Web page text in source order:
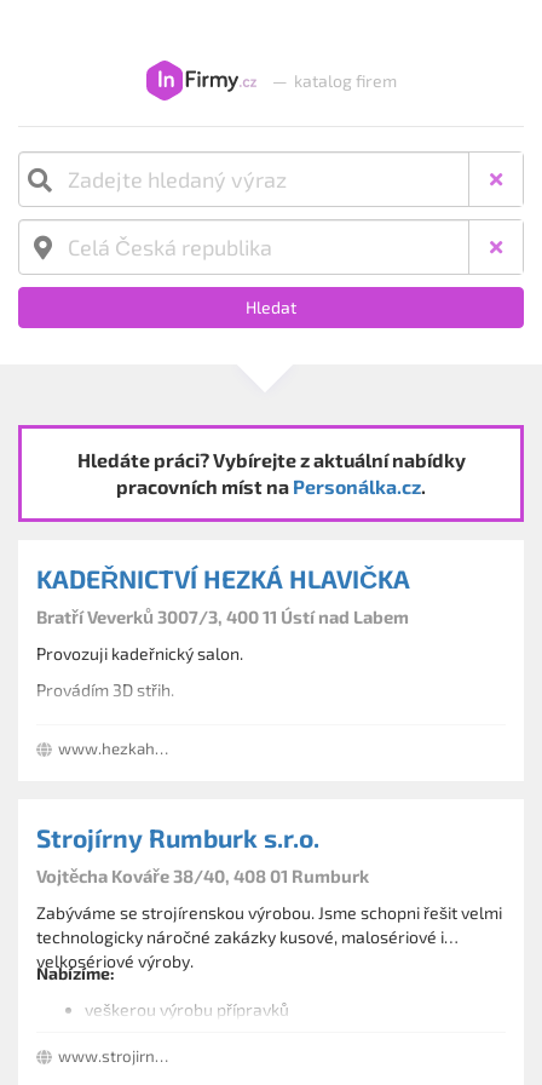
— katalog firem
Hledat
Hledáte práci? Vybírejte z aktuální nabídky
pracovních míst na Personálka.cz.
KADEŘNICTVÍ HEZKÁ HLAVIČKA
Bratří Veverků 3007/3, 400 11 Ústí nad Labem
Provozuji kadeřnický salon.
Provádím 3D střih.
www.hezkahlavicka.cz
Strojírny Rumburk s.r.o.
Vojtěcha Kováře 38/40, 408 01 Rumburk
Zabýváme se strojírenskou výrobou. Jsme schopni řešit velmi
technologicky náročné zakázky kusové, malosériové i
velkosériové výroby.
Nabízíme:
veškerou výrobu přípravků
900 mm a váhy 3000 kg
www.strojirnyrumburk.cz